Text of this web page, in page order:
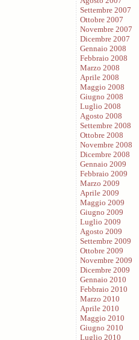
Settembre 2007
Ottobre 2007
Novembre 2007
Dicembre 2007
Gennaio 2008
Febbraio 2008
Marzo 2008
Aprile 2008
Maggio 2008
Giugno 2008
Luglio 2008
Agosto 2008
Settembre 2008
Ottobre 2008
Novembre 2008
Dicembre 2008
Gennaio 2009
Febbraio 2009
Marzo 2009
Aprile 2009
Maggio 2009
Giugno 2009
Luglio 2009
Agosto 2009
Settembre 2009
Ottobre 2009
Novembre 2009
Dicembre 2009
Gennaio 2010
Febbraio 2010
Marzo 2010
Aprile 2010
Maggio 2010
Giugno 2010
Luglio 2010